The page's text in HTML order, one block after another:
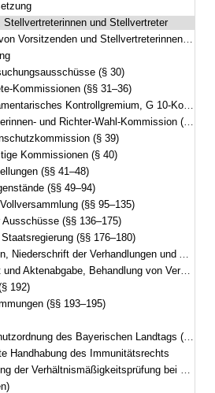
Stellvertreterinnen und Stellvertreter
und Stellvertreterinnen und Stellvertretern
(§ 30)
Kommissionen (§§ 31–36)
Kontrollgremium, G 10-Kommission (§§ 37–37a)
und Richter-Wahl-Kommission (§ 38)
(§ 39)
Kommissionen (§ 40)
(§§ 41–48)
(§§ 49–94)
(§§ 95–135)
(§§ 136–175)
(§§ 176–180)
Verhandlungen und Ausfertigung der Beschlüsse (§§ 181–187)
Behandlung von Verschlusssachen (§§ 188–191)
192)
(§§ 193–195)
des Bayerischen Landtags (GeheimSchO)
Handhabung des Immunitätsrechts
bei berufsreglementierenden Regelungen im Anwendungsbereich der Richtlinie 2005/36/EG